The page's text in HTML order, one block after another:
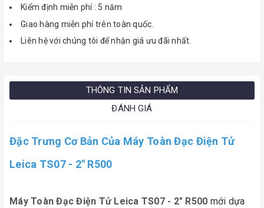
Kiểm định miễn phí : 5 năm
Giao hàng miễn phí trên toàn quốc.
Liên hệ với chúng tôi để nhận giá ưu đãi nhất.
THÔNG TIN SẢN PHẨM
ĐÁNH GIÁ
Đặc Trưng Cơ Bản Của Máy Toàn Đạc Điện Tử
Leica TS07 - 2" R500
Máy Toàn Đạc Điện Tử Leica TS07 - 2" R500 mới dựa